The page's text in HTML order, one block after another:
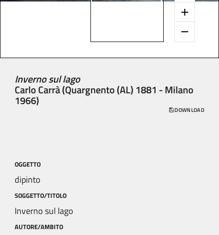
Inverno sul lago
Carlo Carrà (Quargnento (AL) 1881 - Milano
1966)
DOWNLOAD
OGGETTO
dipinto
SOGGETTO/TITOLO
Inverno sul lago
AUTORE/AMBITO